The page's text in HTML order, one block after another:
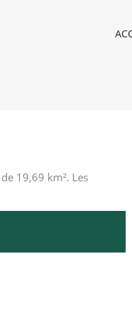
19,69 km². Les